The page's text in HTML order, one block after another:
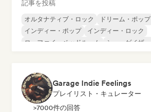
記事を投稿
オルタナティブ・ロック
ドリーム・ポップ
インディー・ポップ
インディー・ロック
ローファイ・ベッドルーム
シューゲイザー
Garage Indie Feelings
プレイリスト・キュレーター
>7000件の回答